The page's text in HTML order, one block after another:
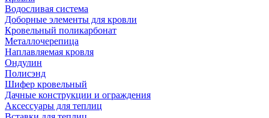
Водосливая система
Доборные элементы для кровли
Кровельный поликарбонат
Металлочерепица
Наплавляемая кровля
Ондулин
Полисэнд
Шифер кровельный
Дачные конструкции и ограждения
Аксессуары для теплиц